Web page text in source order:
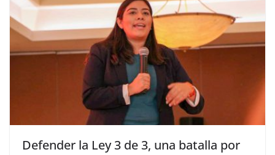
Defender la Ley 3 de 3, una batalla por